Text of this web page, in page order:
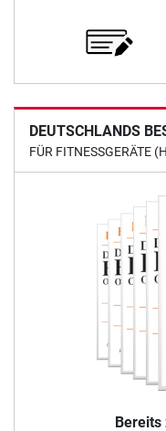
DEUTSCHLANDS
FÜR FITNESSGERÄTE